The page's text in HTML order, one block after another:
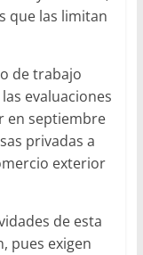
que las limitan
de trabajo
evaluaciones
en septiembre
privadas a
exterior
de esta
pues exigen